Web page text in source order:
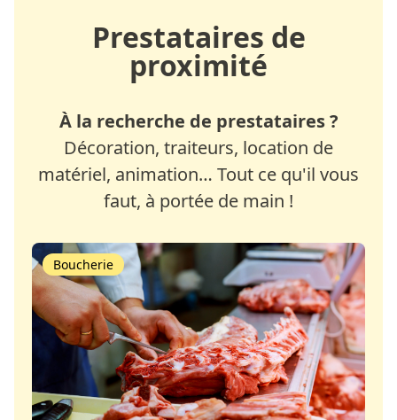
Prestataires de
proximité
À la recherche de prestataires ?
Décoration, traiteurs, location de
matériel, animation… Tout ce qu'il vous
faut, à portée de main !
Boucherie